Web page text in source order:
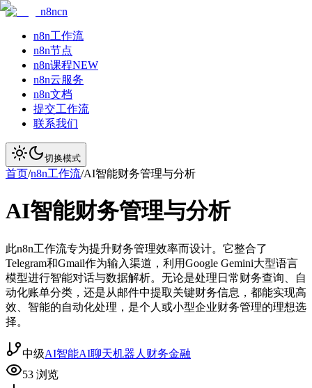
n8ncn
n8n工作流
n8n节点
n8n课程NEW
n8n云服务
n8n文档
提交工作流
联系我们
切换模式
首页/n8n工作流/AI智能财务管理与分析
AI智能财务管理与分析
此n8n工作流专为提升财务管理效率而设计。它整合了
Telegram和Gmail作为输入渠道，利用Google Gemini大型语言
模型进行智能对话与数据解析。无论是处理日常财务查询、自
动化账单分类，还是从邮件中提取关键财务信息，都能实现高
效、智能的自动化处理，是个人或小型企业财务管理的理想选
择。
中级AI智能AI聊天机器人 财务金融
53 浏览